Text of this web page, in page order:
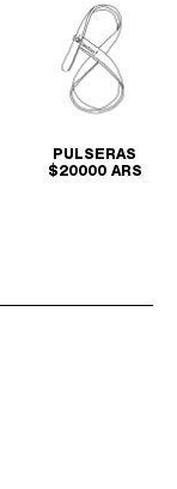
PULSERAS
$20000 ARS